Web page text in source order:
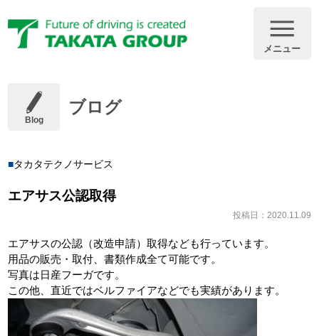
メニュー
Blog
ブログ
タカタテクノサービス
エアサス公認取得
投稿日：2020.11.09
エアサスの公認（改造申請）取得なども行っています。
用品の販売・取付、書類作成全て可能です。
写真は日産フーガです。
この他、直近ではベルファイアなどでも実績があります。